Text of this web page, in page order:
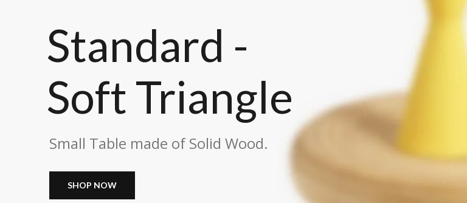
Standard -
Soft Triangle
Small Table made of Solid Wood.
SHOP NOW